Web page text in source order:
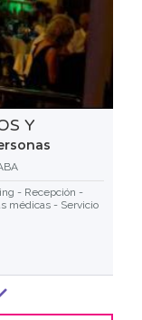
Y
- Recepción -
médicas - Servicio